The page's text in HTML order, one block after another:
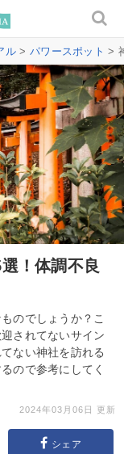
ル > パワースポット >
！体調不良
のでしょうか？こ
されてないサイン
ない神社を訪れる
ので参考にしてく
2024年03月06日 更新
シェア